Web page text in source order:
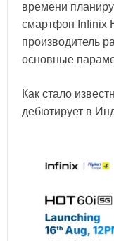
времени
смартфон Infinix
производитель
основные
Как стало
дебютирует в